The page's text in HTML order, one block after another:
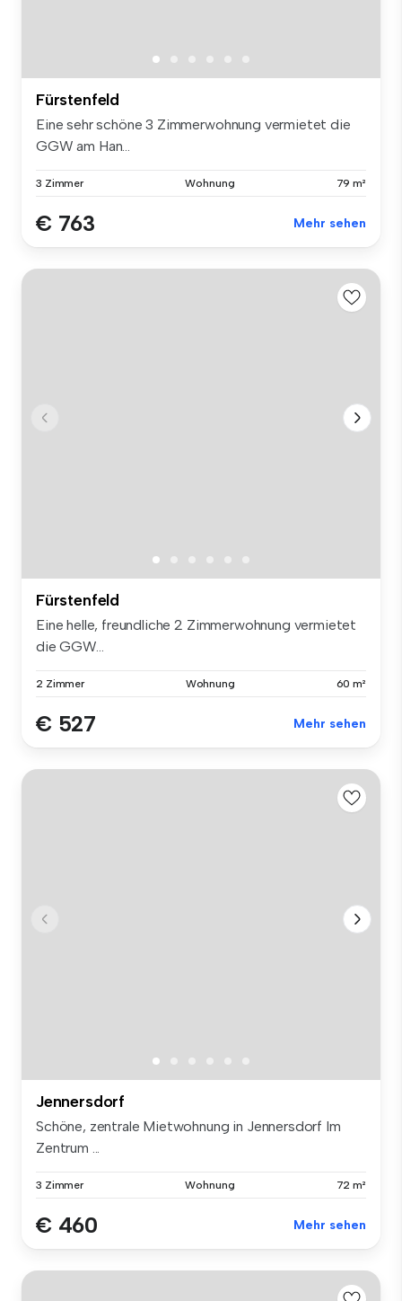
Fürstenfeld
Eine sehr schöne 3 Zimmerwohnung vermietet die
GGW am Han...
3 Zimmer Wohnung 79 m²
€ 763 Mehr sehen
Fürstenfeld
Eine helle, freundliche 2 Zimmerwohnung vermietet
die GGW...
2 Zimmer Wohnung 60 m²
€ 527 Mehr sehen
Jennersdorf
Schöne, zentrale Mietwohnung in Jennersdorf Im
Zentrum ...
3 Zimmer Wohnung 72 m²
€ 460 Mehr sehen